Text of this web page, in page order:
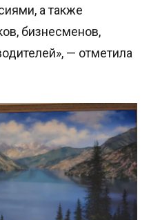
а также
бизнесменов,
— отметила